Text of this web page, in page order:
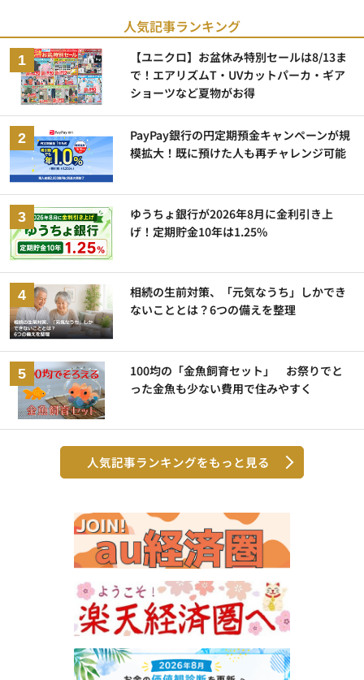
人気記事ランキング
【ユニクロ】お盆休み特別セールは8/13ま
で！エアリズムT・UVカットパーカ・ギア
ショーツなど夏物がお得
PayPay銀行の円定期預金キャンペーンが規
模拡大！既に預けた人も再チャレンジ可能
ゆうちょ銀行が2026年8月に金利引き上
げ！定期貯金10年は1.25%
相続の生前対策、「元気なうち」しかでき
ないこととは？6つの備えを整理
100均の「金魚飼育セット」 お祭りでと
った金魚も少ない費用で住みやすく
人気記事ランキングをもっと見る